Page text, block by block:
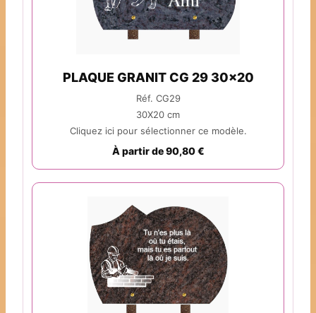
PLAQUE GRANIT CG 29 30x20
Réf. CG29
30X20 cm
Cliquez ici pour sélectionner ce modèle.
À partir de 90,80 €